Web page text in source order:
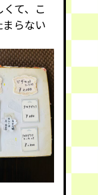
て、こ
らない